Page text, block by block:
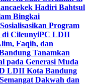
Hadiri Bahtsul
Bingkai
Program
CileunyiPC LDII
Faqih, dan
Tanamkan
pada Generasi Muda
LDII Kota Bandung
Dakwah dan